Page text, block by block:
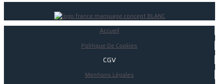
Accueil
Politique De Cookies
CGV
Mentions Légales